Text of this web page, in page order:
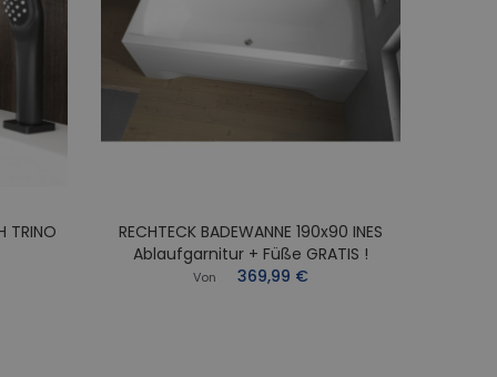
RECHTECK BADEWANNE 190x90 INES
Ablaufgarnitur + Füße GRATIS !
Von 369,99 €